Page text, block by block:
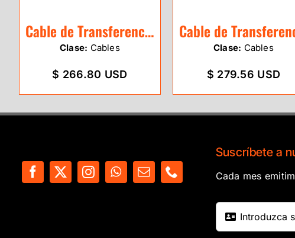
Cable de Transferencia Leica GEV267
Clase: Cables
$ 266.80 USD
Clase: Cables
$ 279.56 USD
Suscríbete a
Cada mes